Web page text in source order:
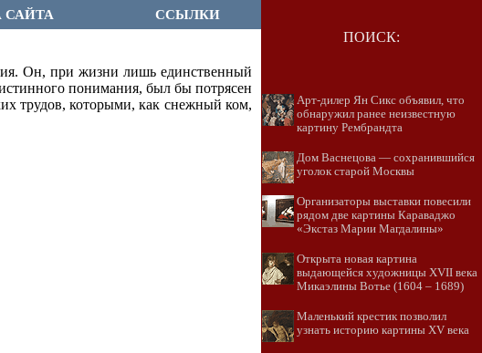
САЙТА ССЫЛКИ
Он, при жизни лишь единственный
понимания, был бы потрясен
трудов, которыми, как снежный ком,
ПОИСК:
Арт-дилер Ян Сикс объявил, что
обнаружил ранее неизвестную
картину Рембрандта
Дом Васнецова — сохранившийся
уголок старой Москвы
Организаторы выставки повесили
рядом две картины Караваджо
«Экстаз Марии Магдалины»
Открыта новая картина
выдающейся художницы XVII века
Микаэлины Вотье (1604 – 1689)
Маленький крестик позволил
узнать историю картины XV века